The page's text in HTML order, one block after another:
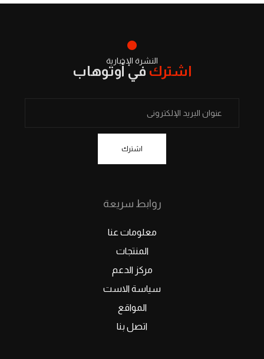
النشرة الإخبارية
اشترك في أوتوهاب
اشترك
روابط سريعة
معلومات عنا
المنتجات
مركز الدعم
سياسة الاست
المواقع
اتصل بنا